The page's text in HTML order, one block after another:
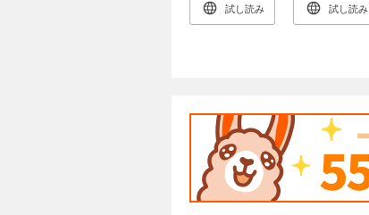
試し読み 試し読み